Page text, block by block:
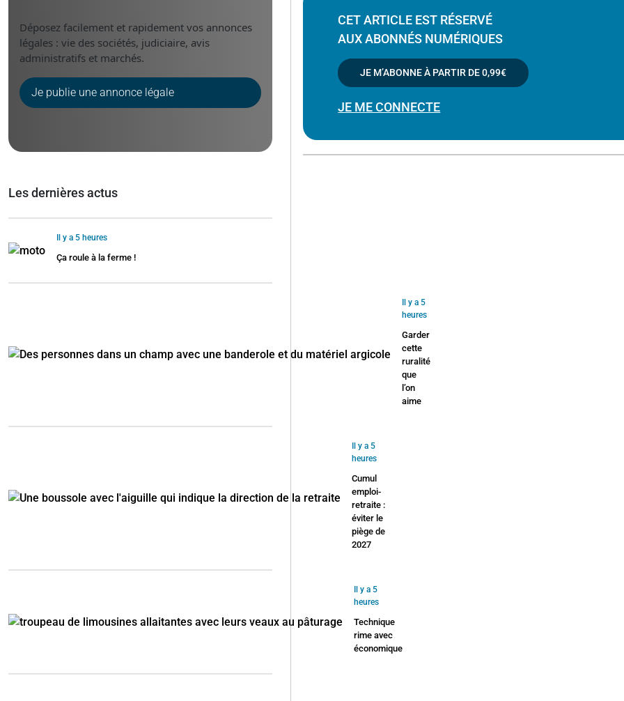
CET ARTICLE EST RÉSERVÉ
AUX ABONNÉS NUMÉRIQUES
JE M’ABONNE À PARTIR DE0,99€
JE ME CONNECTE
Déposez facilement et rapidement vos annonces
légales : vie des sociétés, judiciaire, avis
administratifs et marchés.
Je publie une annonce légale
Les dernières actus
Il y a 5 heures
Ça roule à la ferme !
Il y a 5
heures
Garder
cette
ruralité
que
l’on
aime
Il y a 5
heures
Cumul
emploi-
retraite :
éviter le
piège de
2027
Il y a 5
heures
Technique
rime avec
économique